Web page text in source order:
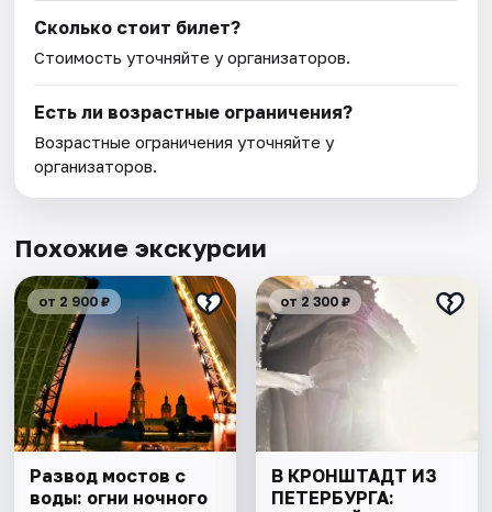
Сколько стоит билет?
Стоимость уточняйте у организаторов.
Есть ли возрастные ограничения?
Возрастные ограничения уточняйте у
организаторов.
Похожие экскурсии
от 2 900 ₽
Развод мостов с
воды: огни ночного
от 2 300 ₽
В КРОНШТАДТ ИЗ
ПЕТЕРБУРГА: